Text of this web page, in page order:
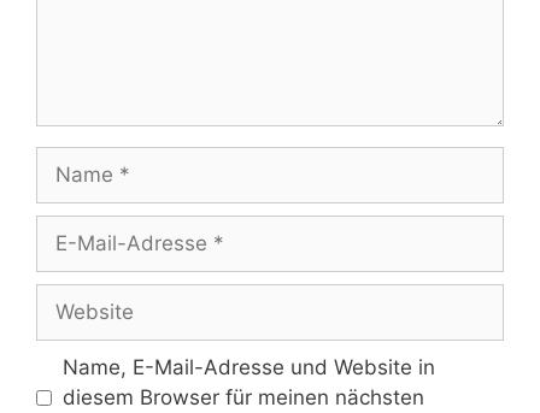
Mail-
Adresse
Name, E-Mail-Adresse und Website in
diesem Browser für meinen nächsten